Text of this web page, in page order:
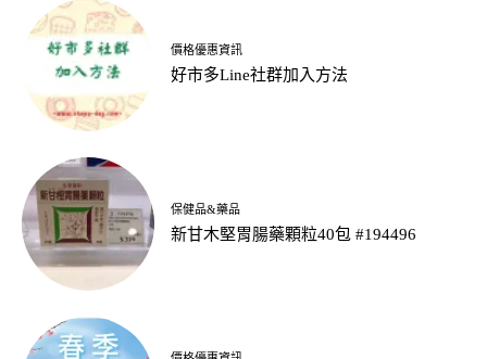
價格優惠資訊
好市多Line社群加入方法
保健品&藥品
新甘木堅胃腸藥顆粒40包 #194496